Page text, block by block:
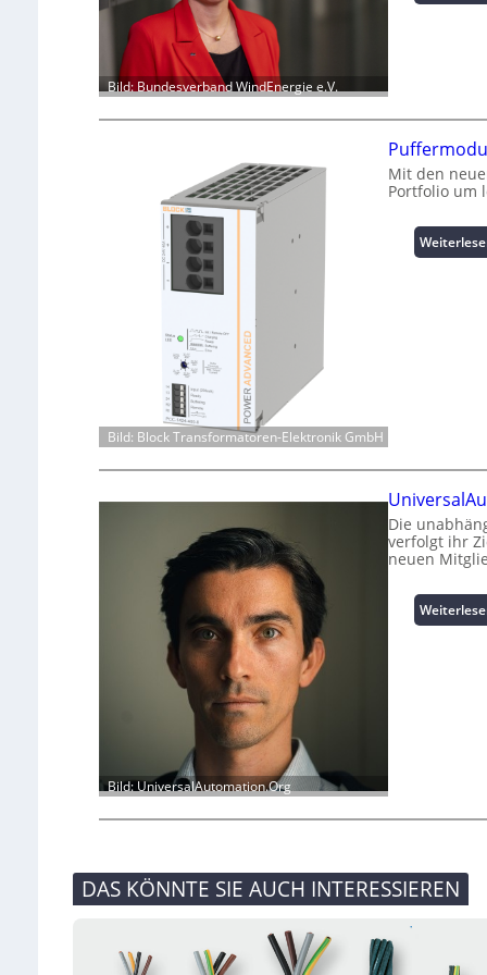
Bild: Bundesverband WindEnergie e.V.
Bild: Block Transformatoren-Elektronik GmbH
Mit den
Portfolio um
Bild: UniversalAutomation.Org
Die
verfolgt ihr
neuen
DAS KÖNNTE SIE AUCH INTERESSIEREN